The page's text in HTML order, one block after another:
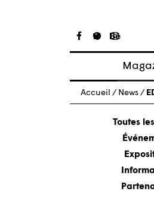
À
Accueil / News /
Toutes